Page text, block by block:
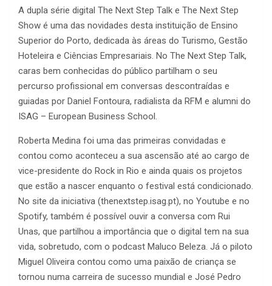
A dupla série digital The Next Step Talk e The Next Step
Show é uma das novidades desta instituição de Ensino
Superior do Porto, dedicada às áreas do Turismo, Gestão
Hoteleira e Ciências Empresariais. No The Next Step Talk,
caras bem conhecidas do público partilham o seu
percurso profissional em conversas descontraídas e
guiadas por Daniel Fontoura, radialista da RFM e alumni do
ISAG – European Business School.
Roberta Medina foi uma das primeiras convidadas e
contou como aconteceu a sua ascensão até ao cargo de
vice-presidente do Rock in Rio e ainda quais os projetos
que estão a nascer enquanto o festival está condicionado.
No site da iniciativa (thenextstep.isag.pt), no Youtube e no
Spotify, também é possível ouvir a conversa com Rui
Unas, que partilhou a importância que o digital tem na sua
vida, sobretudo, com o podcast Maluco Beleza. Já o piloto
Miguel Oliveira contou como uma paixão de criança se
tornou numa carreira de sucesso mundial e José Pedro